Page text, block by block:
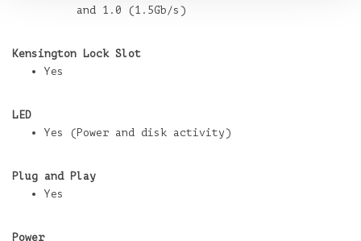
and 1.0 (1.5Gb/s)
Kensington Lock Slot
Yes
LED
Yes (Power and disk activity)
Plug and Play
Yes
Power